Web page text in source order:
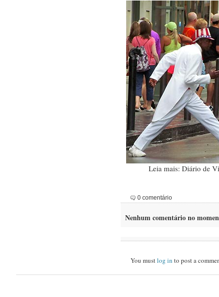
Leia mais: Diário de
0 comentário
Nenhum comentário no
You mustlog in to post a